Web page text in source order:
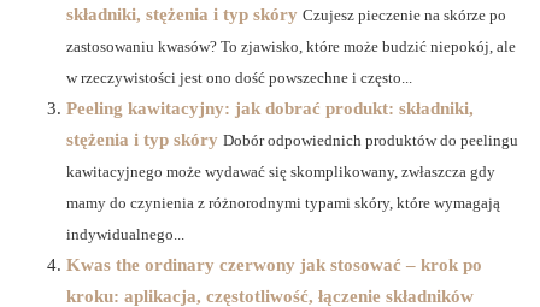
składniki, stężenia i typ skóry Czujesz pieczenie na skórze po
zastosowaniu kwasów? To zjawisko, które może budzić niepokój, ale
w rzeczywistości jest ono dość powszechne i często...
Peeling kawitacyjny: jak dobrać produkt: składniki,
stężenia i typ skóry Dobór odpowiednich produktów do peelingu
kawitacyjnego może wydawać się skomplikowany, zwłaszcza gdy
mamy do czynienia z różnorodnymi typami skóry, które wymagają
indywidualnego...
Kwas the ordinary czerwony jak stosować – krok po
kroku: aplikacja, częstotliwość, łączenie składników